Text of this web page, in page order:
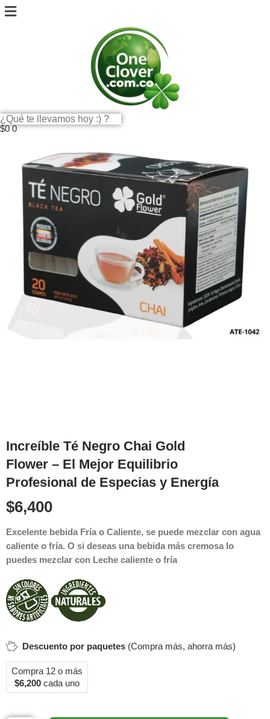
$0 0
Increíble Té Negro Chai Gold
Flower – El Mejor Equilibrio
Profesional de Especias y Energía
$6,400
Excelente bebida Fría o Caliente, se puede mezclar con agua
caliente o fría. O si deseas una bebida más cremosa lo
puedes mezclar con Leche caliente o fría
Descuento por paquetes (Compra más, ahorra más)
Compra 12 o más
$6,200cada uno